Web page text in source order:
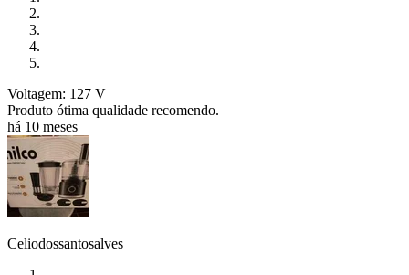
Voltagem: 127 V
Produto ótima qualidade recomendo.
há 10 meses
Celiodossantosalves